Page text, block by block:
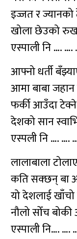
इज्जत र
खोला छेउको
एस्पाली नि …. ….
आफ्नो धर्ती
आमा बाबा
फर्की आउँदा टेक्ने
देशको सान
एस्पली नि …. ….
लालाबाला
कति सक्छन् बा
यो देशलाई खाँचो
नौलो सोँच
एस्पाली नि…. ….